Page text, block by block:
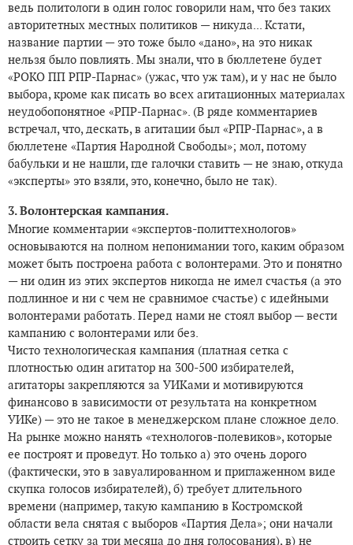
ведь политологи в один голос говорили нам, что без таких
авторитетных местных политиков — никуда... Кстати,
название партии — это тоже было «дано», на это никак
нельзя было повлиять. Мы знали, что в бюллетене будет
«РОКО ПП РПР-Парнас» (ужас, что уж там), и у нас не было
выбора, кроме как писать во всех агитационных материалах
неудобопонятное «РПР-Парнас». (В ряде комментариев
встречал, что, дескать, в агитации был «РПР-Парнас», а в
бюллетене «Партия Народной Свободы»; мол, потому
бабульки и не нашли, где галочки ставить — не знаю, откуда
«эксперты» это взяли, это, конечно, было не так).
3. Волонтерская кампания.
Многие комментарии «экспертов-политтехнологов»
основываются на полном непонимании того, каким образом
может быть построена работа с волонтерами. Это и понятно
— ни один из этих экспертов никогда не имел счастья (а это
подлинное и ни с чем не сравнимое счастье) с идейными
волонтерами работать. Перед нами не стоял выбор — вести
кампанию с волонтерами или без.
Чисто технологическая кампания (платная сетка с
плотностью один агитатор на 300-500 избирателей,
агитаторы закрепляются за УИКами и мотивируются
финансово в зависимости от результата на конкретном
УИКе) — это не такое в менеджерском плане сложное дело.
На рынке можно нанять «технологов-полевиков», которые
ее построят и проведут. Но только а) это очень дорого
(фактически, это в завуалированном и приглаженном виде
скупка голосов избирателей), б) требует длительного
времени (например, такую кампанию в Костромской
области вела снятая с выборов «Партия Дела»; они начали
строить сетку за три месяца до дня голосования), в) не